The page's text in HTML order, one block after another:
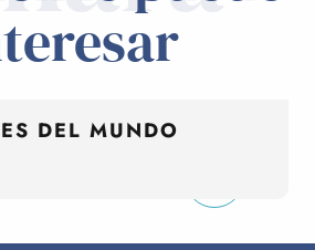
DEL MUNDO